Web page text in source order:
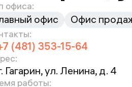
офиса:
офис Офис
(481) 353-15-64
Гагарин, ул. Ленина, д. 4
работы: